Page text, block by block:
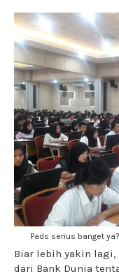
Pads serius banget
Biar lebih yakin
dari Bank Dunia